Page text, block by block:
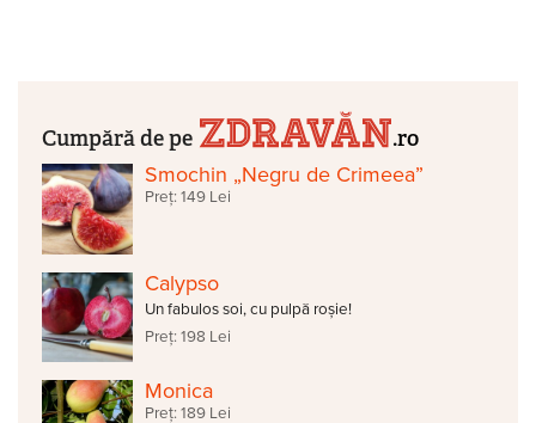
Cumpără de pe .ro
Smochin „Negru de Crimeea”
Preț: 149 Lei
Calypso
Un fabulos soi, cu pulpă roșie!
Preț: 198 Lei
Monica
Preț: 189 Lei